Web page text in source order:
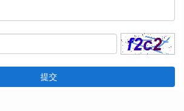
提交